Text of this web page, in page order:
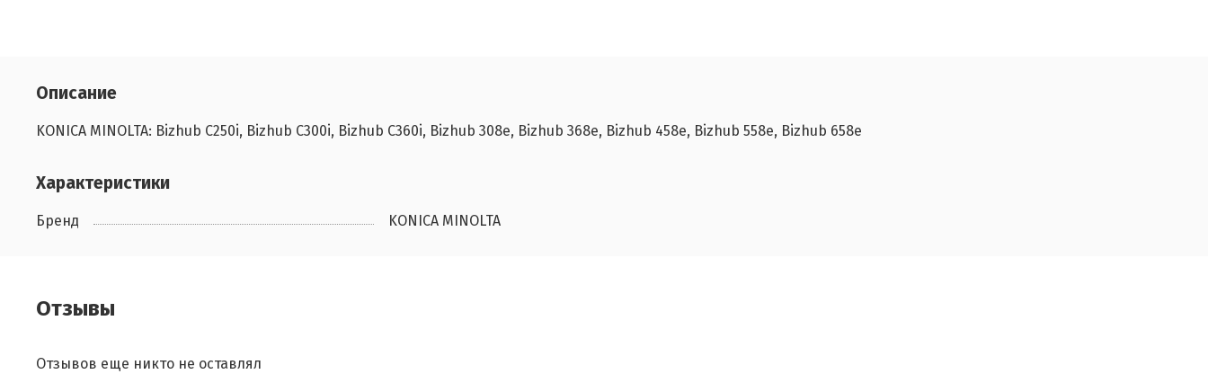
Описание
KONICA MINOLTA: Bizhub C250i, Bizhub C300i, Bizhub C360i, Bizhub 308e, Bizhub 368e, Bizhub 458e, Bizhub 558e, Bizhub 658e
Характеристики
Бренд KONICA MINOLTA
Отзывы
Отзывов еще никто не оставлял